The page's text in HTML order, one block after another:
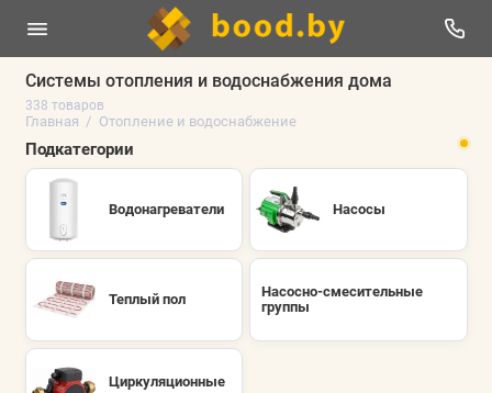
Системы отопления и водоснабжения дома
338 товаров
Главная Отопление и водоснабжение
Водонагреватели
Насосы
Теплый пол
Насосно-смесительные группы
Циркуляционные насосы
Показать все
Подкатегории
Водонагреватели Насосы
Теплый пол
Насосно-смесительные
группы
Циркуляционные